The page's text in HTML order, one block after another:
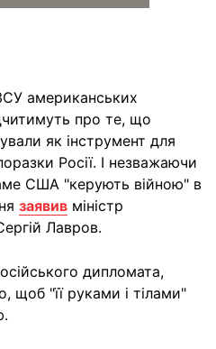
американських
про те, що
як інструмент для
Росії. І незважаючи
США "керують війною" в
заявив міністр
Лавров.
дипломата,
щоб "її руками і тілами"